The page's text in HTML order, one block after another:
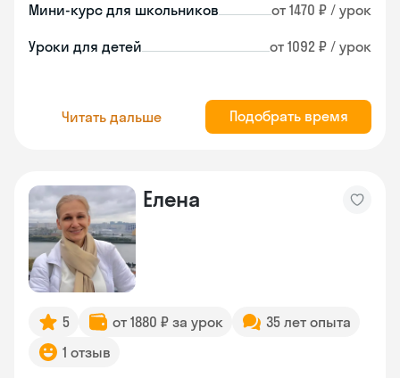
Мини-курс для школьников от 1470 ₽ / урок
Уроки для детей от 1092 ₽ / урок
Читать дальше Подобрать время
Елена
5 от 1880 ₽ за урок
35 лет опыта
1 отзыв